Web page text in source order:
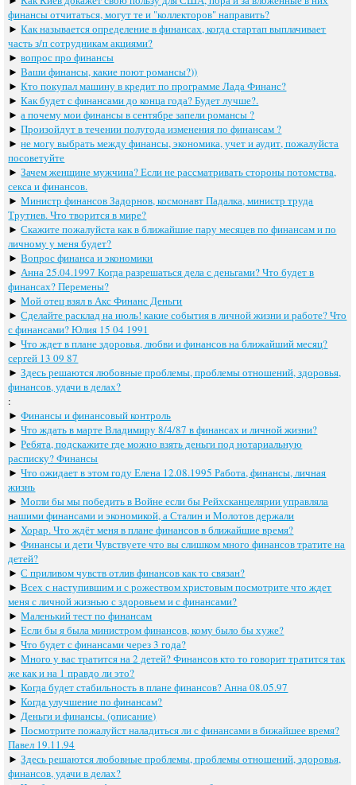
финансы отчитаться, могут те и "коллекторов" направить?
►Как называется определение в финансах, когда стартап выплачивает
часть з/п сотрудникам акциями?
►вопрос про финансы
►Ваши финансы, какие поют романсы?))
►Кто покупал машину в кредит по программе Лада Финанс?
►Как будет с финансами до конца года? Будет лучше?.
►а почему мои финансы в сентябре запели романсы ?
►Произойдут в течении полугода изменения по финансам ?
►не могу выбрать между финансы, экономика, учет и аудит, пожалуйста
посоветуйте
►Зачем женщине мужчина? Если не рассматривать стороны потомства,
секса и финансов.
►Министр финансов Задорнов, космонавт Падалка, министр труда
Трутнев. Что творится в мире?
►Скажите пожалуйста как в ближайшие пару месяцев по финансам и по
личному у меня будет?
►Вопрос финанса и экономики
► Анна 25.04.1997 Когда разрешаться дела с деньгами? Что будет в
финансах? Перемены?
►Мой отец взял в Акс Финанс Деньги
►Сделайте расклад на июль! какие события в личной жизни и работе? Что
с финансами? Юлия 15 04 1991
►Что ждет в плане здоровья, любви и финансов на ближайший месяц?
сергей 13 09 87
►Здесь решаются любовные проблемы, проблемы отношений, здоровья,
финансов, удачи в делах?
:
►Финансы и финансовый контроль
►Что ждать в марте Владимиру 8/4/87 в финансах и личной жизни?
►Ребята, подскажите где можно взять деньги под нотариальную
расписку? Финансы
►Что ожидает в этом году Елена 12.08.1995 Работа, финансы, личная
жизнь
►Могли бы мы победить в Войне если бы Рейхсканцелярии управляла
нашими финансами и экономикой, а Сталин и Молотов держали
►Хорар. Что ждёт меня в плане финансов в ближайшие время?
►Финансы и дети Чувствуете что вы слишком много финансов тратите на
детей?
►С приливом чувств отлив финансов как то связан?
►Всех с наступившим и с рожеством христовым посмотрите что ждет
меня с личной жизнью с здоровьем и с финансами?
►Маленький тест по финансам
►Если бы я была министром финансов, кому было бы хуже?
►Что будет с финансами через 3 года?
►Много у вас тратится на 2 детей? Финансов кто то говорит тратится так
же как и на 1 правдо ли это?
►Когда будет стабильность в плане финансов? Анна 08.05.97
►Когда улучшение по финансам?
► Деньги и финансы. (описание)
►Посмотрите пожалуйст наладиться ли с финансами в бижайшее время?
Павел 19.11.94
►Здесь решаются любовные проблемы, проблемы отношений, здоровья,
финансов, удачи в делах?